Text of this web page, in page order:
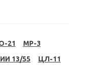
21
МР-3
13/55
ЦЛ-11